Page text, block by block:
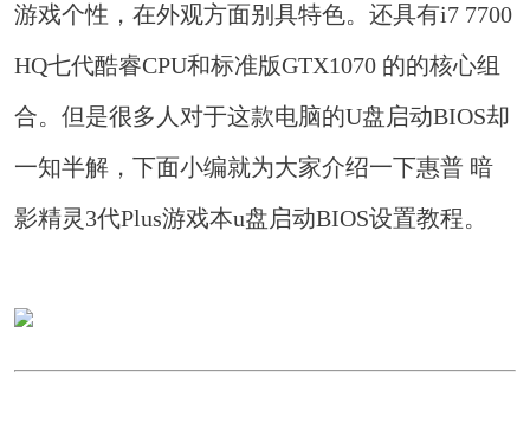
游戏个性，在外观方面别具特色。还具有i7 7700
HQ七代酷睿CPU和标准版GTX1070 的的核心组
合。但是很多人对于这款电脑的U盘启动BIOS却
一知半解，下面小编就为大家介绍一下惠普 暗
影精灵3代Plus游戏本u盘启动BIOS设置教程。